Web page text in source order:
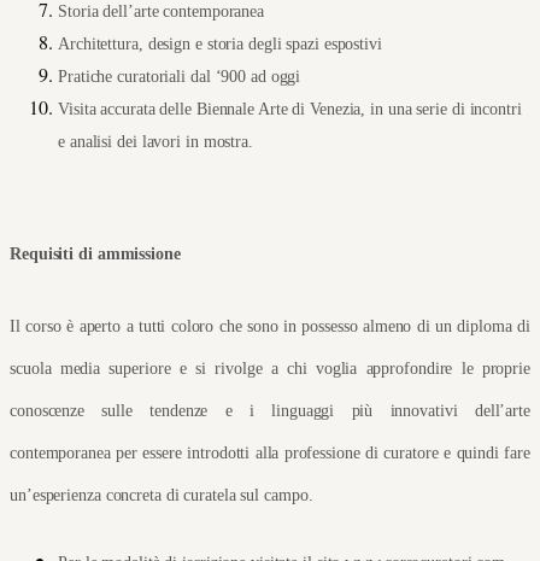
Storia dell’arte contemporanea
Architettura, design e storia degli spazi espostivi
Pratiche curatoriali dal ‘900 ad oggi
Visita accurata delle Biennale Arte di Venezia, in una serie di incontri
e analisi dei lavori in mostra.
Requisiti di ammissione
Il corso è aperto a tutti coloro che sono in possesso almeno di un diploma di
scuola media superiore e si rivolge a chi voglia approfondire le proprie
conoscenze sulle tendenze e i linguaggi più innovativi dell’arte
contemporanea per essere introdotti alla professione di curatore e quindi fare
un’esperienza concreta di curatela sul campo.